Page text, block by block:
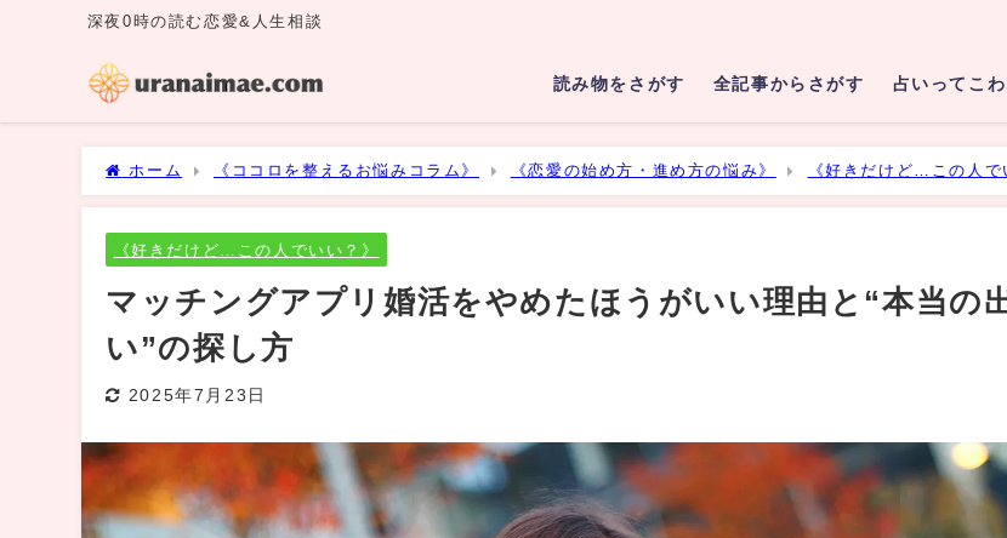
深夜0時の読む恋愛&人生相談
読み物をさがす 全記事からさがす 占いってこ
ホーム 《ココロを整えるお悩みコラム》 《恋愛の始め方・進め方の悩み》 《好きだけど…この人で
ッチングアプリ婚活をやめたほうがいい理由と“本当の出会い”の探し方
《好きだけど…この人でいい？》
マッチングアプリ婚活をやめたほうがいい理由と“本当の
い”の探し方
2025年7月23日